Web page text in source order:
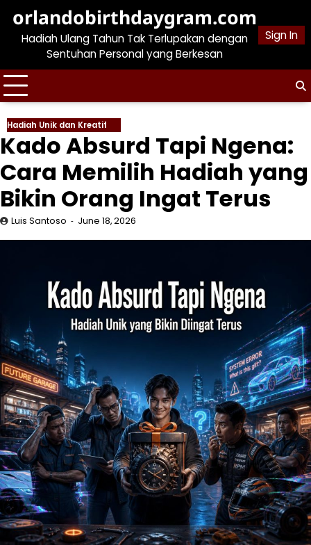
content
orlandobirthdaygram.com
Hadiah Ulang Tahun Tak Terlupakan dengan
Sentuhan Personal yang Berkesan
Sign In
Hadiah Unik dan Kreatif
Kado Absurd Tapi Ngena:
Cara Memilih Hadiah yang
Bikin Orang Ingat Terus
Luis Santoso June 18, 2026